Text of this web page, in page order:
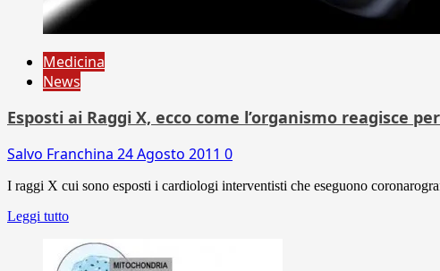
Medicina
News
Esposti ai Raggi X, ecco come l’organismo reagisce
Salvo Franchina 24 Agosto 2011 0
I raggi X cui sono esposti i cardiologi interventisti che eseguono
Leggi tutto